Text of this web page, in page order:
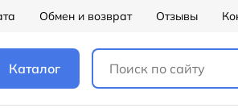
Обмен и возврат Отзывы
Каталог